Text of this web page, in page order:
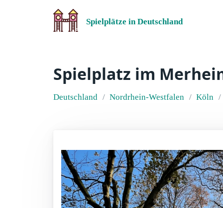
Spielplätze in Deutschland
Spielplatz im
Deutschland Nordrhein-Westfalen Köln